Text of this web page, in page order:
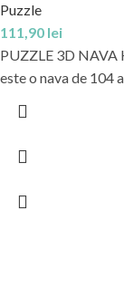
Puzzle
111,90 lei
PUZZLE 3D NAVA
este o nava de 104